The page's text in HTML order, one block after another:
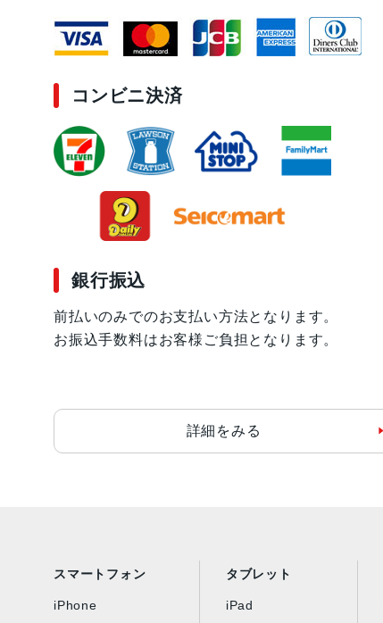
コンビニ決済
銀行振込
前払いのみでのお支払い方法となります。
お振込手数料はお客様ご負担となります。
詳細をみる
スマートフォン
iPhone
タブレット
iPad